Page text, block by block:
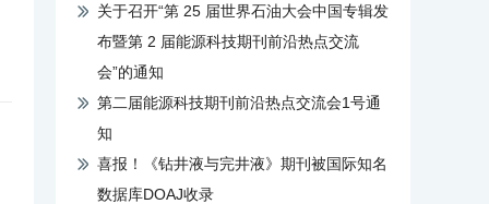
关于召开“第 25 届世界石油大会中国专辑发
布暨第 2 届能源科技期刊前沿热点交流
会”的通知
第二届能源科技期刊前沿热点交流会1号通
知
喜报！《钻井液与完井液》期刊被国际知名
数据库DOAJ收录